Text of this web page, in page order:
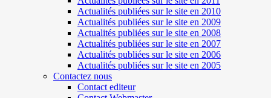
Actualités publiées sur le site en 2010
Actualités publiées sur le site en 2009
Actualités publiées sur le site en 2008
Actualités publiées sur le site en 2007
Actualités publiées sur le site en 2006
Actualités publiées sur le site en 2005
Contactez nous
Contact editeur